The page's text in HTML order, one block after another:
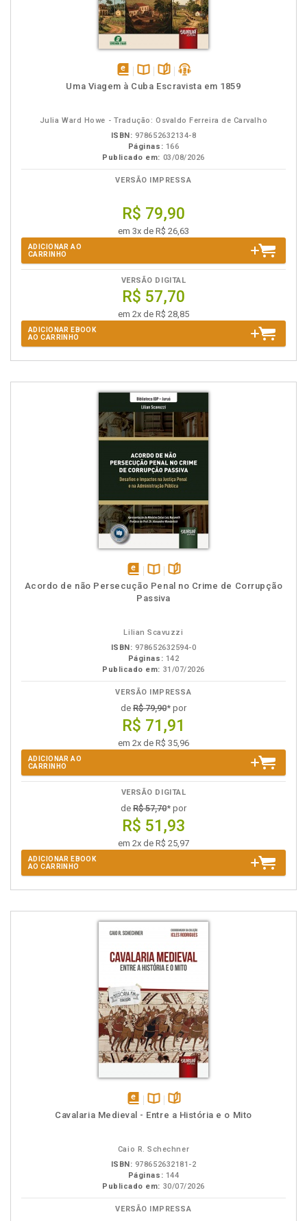
disponívelDisponível
páginaspodcast
Uma Viagem à Cuba Escravista em 1859
Julia Ward Howe - Tradução: Osvaldo Ferreira de Carvalho
ISBN: 978652632134-8
Páginas: 166
Publicado em: 03/08/2026
VERSÃO IMPRESSA
R$ 79,90
em 3x de R$ 26,63
ADICIONAR AO
CARRINHO
VERSÃO DIGITAL
R$ 57,70
em 2x de R$ 28,85
ADICIONAR EBOOK
AO CARRINHO
disponível
em
Disponível
na
páginas
Acordo de não Persecução Penal no Crime de Corrupção
Passiva
Lilian Scavuzzi
ISBN: 978652632594-0
Páginas: 142
Publicado em: 31/07/2026
VERSÃO IMPRESSA
de R$ 79,90* por
R$ 71,91
em 2x de R$ 35,96
ADICIONAR AO
CARRINHO
VERSÃO DIGITAL
de R$ 57,70* por
R$ 51,93
em 2x de R$ 25,97
ADICIONAR EBOOK
AO CARRINHO
disponívelDisponível
páginas
Cavalaria Medieval - Entre a História e o Mito
Caio R. Schechner
ISBN: 978652632181-2
Páginas: 144
Publicado em: 30/07/2026
VERSÃO IMPRESSA